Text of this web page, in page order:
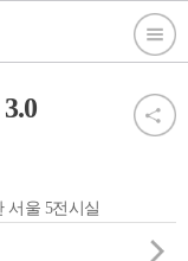
서울 5전시실